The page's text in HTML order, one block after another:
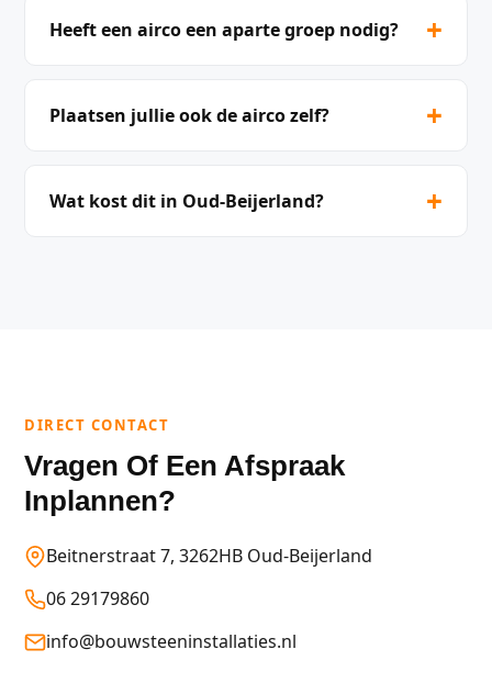
Heeft een airco een aparte groep nodig? +
Plaatsen jullie ook de airco zelf? +
Wat kost dit in Oud-Beijerland? +
DIRECT CONTACT
Vragen Of Een Afspraak
Inplannen?
Beitnerstraat 7, 3262HB Oud-Beijerland
06 29179860
info@bouwsteeninstallaties.nl